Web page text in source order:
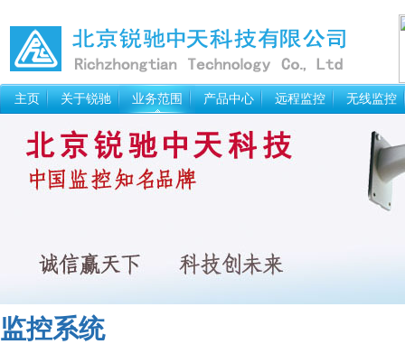
主页 关于锐驰 业务范围 产品中心 远程监控 无线监控
监控系统